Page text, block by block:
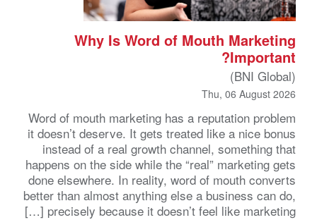
Why Is Word of Mouth Marketing
Important?
(BNI Global)
Thu, 06 August 2026
Word of mouth marketing has a reputation problem
it doesn’t deserve. It gets treated like a nice bonus
instead of a real growth channel, something that
happens on the side while the “real” marketing gets
done elsewhere. In reality, word of mouth converts
better than almost anything else a business can do,
precisely because it doesn’t feel like marketing […]